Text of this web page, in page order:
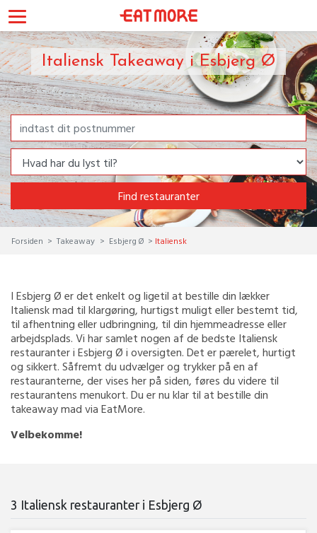
Italiensk Takeaway i Esbjerg Ø
Find restauranter
Forsiden Takeaway Esbjerg Ø Italiensk
I Esbjerg Ø er det enkelt og ligetil at bestille din lækker
Italiensk mad til klargøring, hurtigst muligt eller bestemt tid,
til afhentning eller udbringning, til din hjemmeadresse eller
arbejdsplads. Vi har samlet nogen af de bedste Italiensk
restauranter i Esbjerg Ø i oversigten. Det er pærelet, hurtigt
og sikkert. Såfremt du udvælger og trykker på en af
restauranterne, der vises her på siden, føres du videre til
restaurantens menukort. Du er nu klar til at bestille din
takeaway mad via EatMore.
Velbekomme!
3 Italiensk restauranter i Esbjerg Ø